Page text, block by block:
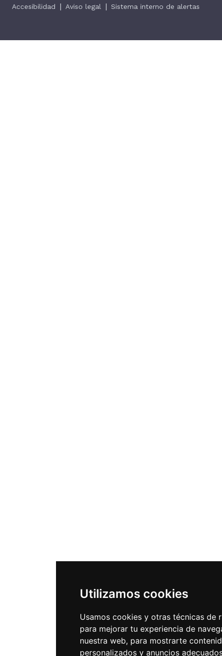
Utilizamos cookies
Usamos cookies y otras técnicas de
para mejorar tu experiencia de
nuestra web, para mostrarte
personalizados y anuncios
Accesibilidad | Aviso legal | Sistema interno de alertas